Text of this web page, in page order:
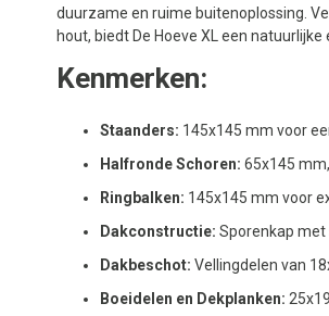
duurzame en ruime buitenoplossing.
hout, biedt De Hoeve XL een natuurlijke
Kenmerken:
Staanders: 145x145 mm voor
Halfronde Schoren: 65x145
Ringbalken: 145x145 mm voor
Dakconstructie: Sporenkap met
Dakbeschot: Vellingdelen van
Boeidelen en Dekplanken: